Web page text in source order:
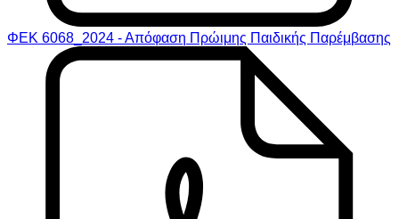
ΦΕΚ 6068_2024 - Απόφαση Πρώιμης Παιδικής Παρέμβασης